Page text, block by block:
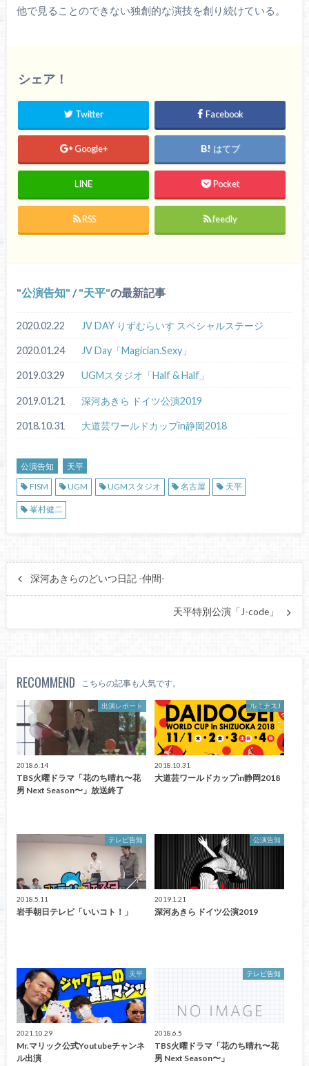
他で見ることのできない独創的な演技を創り続けている。
シェア！
Twitter Facebook
Google+ はてブ
LINE Pocket
RSS feedly
公演告知 / 天平 の最新記事
2020.02.22 JV DAY りずむらいす スペシャルステージ
2020.01.24 JV Day「Magician.Sexy」
2019.03.29 UGMスタジオ「Half & Half」
2019.01.21 深河あきら ドイツ公演2019
2018.10.31 大道芸ワールドカップin静岡2018
公演告知
天平
FISM
UGM UGMスタジオ 名古屋 天平
峯村健二
深河あきらのどいつ日記 -仲間-
天平特別公演「J-code」
RECOMMEND こちらの記事も人気です。
出演レポート
2018.6.14
TBS火曜ドラマ「花のち晴れ〜花
男 Next Season〜」放送終了
ルミナスJ
2018.10.31
大道芸ワールドカップin静岡2018
テレビ告知
2018.5.11
岩手朝日テレビ「いいコト！」
公演告知
2019.1.21
深河あきら ドイツ公演2019
天平
2021.10.29
Mr.マリック公式Youtubeチャンネ
ル出演
テレビ告知
2018.6.5
TBS火曜ドラマ「花のち晴れ〜花
男 Next Season〜」